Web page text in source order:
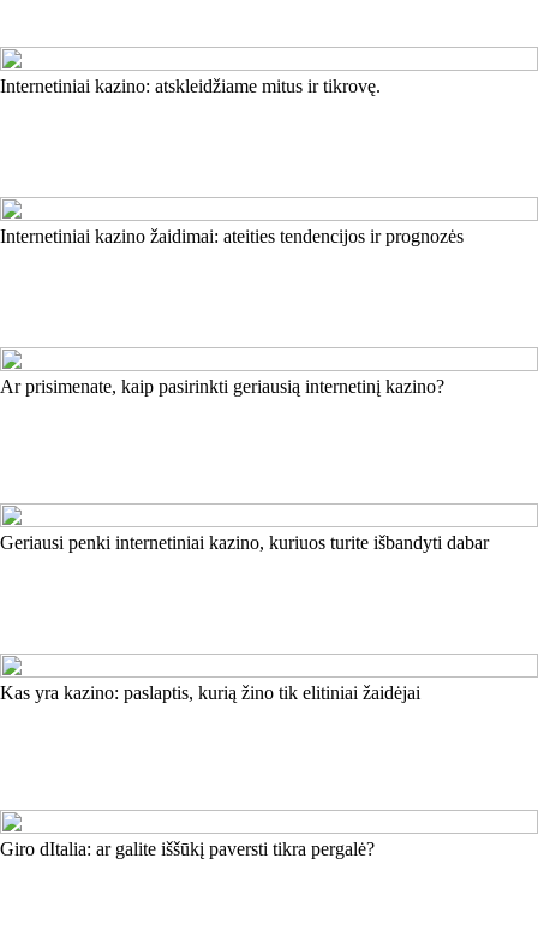
Internetiniai kazino: atskleidžiame mitus ir tikrovę.
Internetiniai kazino žaidimai: ateities tendencijos ir prognozės
Ar prisimenate, kaip pasirinkti geriausią internetinį kazino?
Geriausi penki internetiniai kazino, kuriuos turite išbandyti dabar
Kas yra kazino: paslaptis, kurią žino tik elitiniai žaidėjai
Giro dItalia: ar galite iššūkį paversti tikra pergalė?